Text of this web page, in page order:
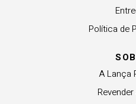
Política de
A Lança